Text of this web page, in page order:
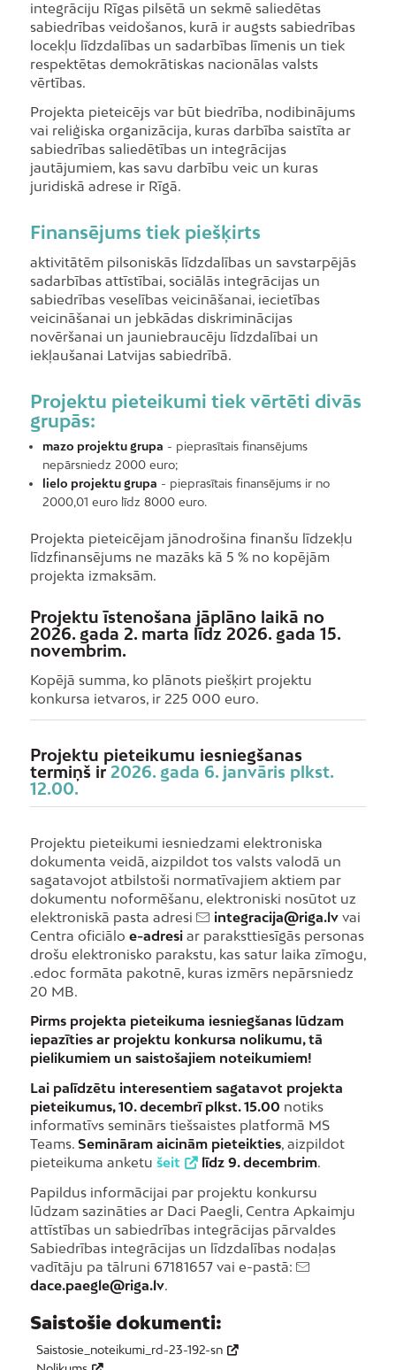
integrāciju Rīgas pilsētā un sekmē saliedētas
sabiedrības veidošanos, kurā ir augsts sabiedrības
locekļu līdzdalības un sadarbības līmenis un tiek
respektētas demokrātiskas nacionālas valsts
vērtības.
Projekta pieteicējs var būt biedrība, nodibinājums
vai reliģiska organizācija, kuras darbība saistīta ar
sabiedrības saliedētības un integrācijas
jautājumiem, kas savu darbību veic un kuras
juridiskā adrese ir Rīgā.
Finansējums tiek piešķirts
aktivitātēm pilsoniskās līdzdalības un savstarpējās
sadarbības attīstībai, sociālās integrācijas un
sabiedrības veselības veicināšanai, iecietības
veicināšanai un jebkādas diskriminācijas
novēršanai un jauniebraucēju līdzdalībai un
iekļaušanai Latvijas sabiedrībā.
Projektu pieteikumi tiek vērtēti divās
grupās:
mazo projektu grupa - pieprasītais finansējums
nepārsniedz 2000 euro;
lielo projektu grupa - pieprasītais finansējums ir no
2000,01 euro līdz 8000 euro.
Projekta pieteicējam jānodrošina finanšu līdzekļu
līdzfinansējums ne mazāks kā 5 % no kopējām
projekta izmaksām.
Projektu īstenošana jāplāno laikā no
2026. gada 2. marta līdz 2026. gada 15.
novembrim.
Kopējā summa, ko plānots piešķirt projektu
konkursa ietvaros, ir 225 000 euro.
Projektu pieteikumu iesniegšanas
termiņš ir 2026. gada 6. janvāris plkst.
12.00.
Projektu pieteikumi iesniedzami elektroniska
dokumenta veidā, aizpildot tos valsts valodā un
sagatavojot atbilstoši normatīvajiem aktiem par
dokumentu noformēšanu, elektroniski nosūtot uz
elektroniskā pasta adresi
integracija@riga.lvvai
Centra oficiālo e-adresiar paraksttiesīgās personas
drošu elektronisko parakstu, kas satur laika zīmogu,
.edoc formāta pakotnē, kuras izmērs nepārsniedz
20 MB.
Pirms projekta pieteikuma iesniegšanas lūdzam
iepazīties ar projektu konkursa nolikumu, tā
pielikumiem un saistošajiem noteikumiem!
Lai palīdzētu interesentiem sagatavot projekta
pieteikumus, 10. decembrī plkst. 15.00 notiks
informatīvs seminārs tiešsaistes platformā MS
Teams. Semināram aicinām pieteikties, aizpildot
pieteikuma anketu šeit līdz 9. decembrim.
Papildus informācijai par projektu konkursu
lūdzam sazināties ar Daci Paegli, Centra Apkaimju
attīstības un sabiedrības integrācijas pārvaldes
Sabiedrības integrācijas un līdzdalības nodaļas
vadītāju pa tālruni 67181657 vai e-pastā:
dace.paegle@riga.lv.
Saistošie dokumenti:
Saistosie_noteikumi_rd-23-192-sn